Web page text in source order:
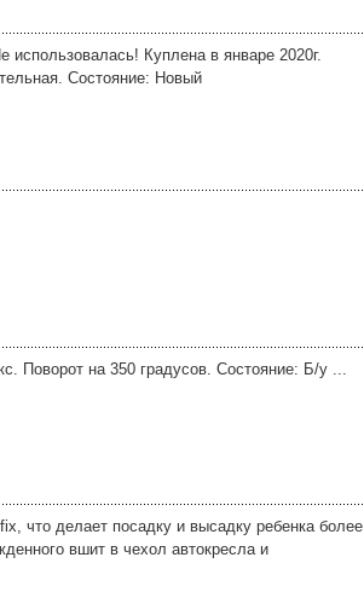
Куплена в январе 2020г.
Состояние: Новый
Поворот на 350 градусов. Состояние: Б/у ...
что делает посадку и высадку ребенка более
вшит в чехол автокресла и